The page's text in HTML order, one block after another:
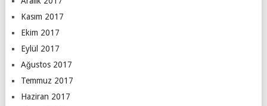
Kasım 2017
Ekim 2017
Eylül 2017
Ağustos 2017
Temmuz 2017
Haziran 2017